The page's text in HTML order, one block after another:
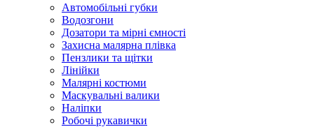
Автомобільні губки
Водозгони
Дозатори та мірні ємності
Захисна малярна плівка
Пензлики та щітки
Лінійки
Малярні костюми
Маскувальні валики
Наліпки
Робочі рукавички